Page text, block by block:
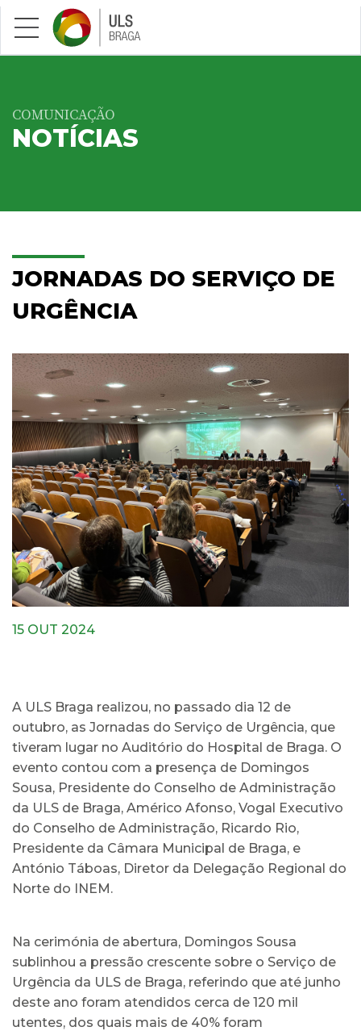
Saltar para conteúdo principal
COMUNICAÇÃO
NOTÍCIAS
JORNADAS DO SERVIÇO DE
URGÊNCIA
15 OUT 2024
A ULS Braga realizou, no passado dia 12 de
outubro, as Jornadas do Serviço de Urgência, que
tiveram lugar no Auditório do Hospital de Braga. O
evento contou com a presença de Domingos
Sousa, Presidente do Conselho de Administração
da ULS de Braga, Américo Afonso, Vogal Executivo
do Conselho de Administração, Ricardo Rio,
Presidente da Câmara Municipal de Braga, e
António Táboas, Diretor da Delegação Regional do
Norte do INEM.
Na cerimónia de abertura, Domingos Sousa
sublinhou a pressão crescente sobre o Serviço de
Urgência da ULS de Braga, referindo que até junho
deste ano foram atendidos cerca de 120 mil
utentes, dos quais mais de 40% foram